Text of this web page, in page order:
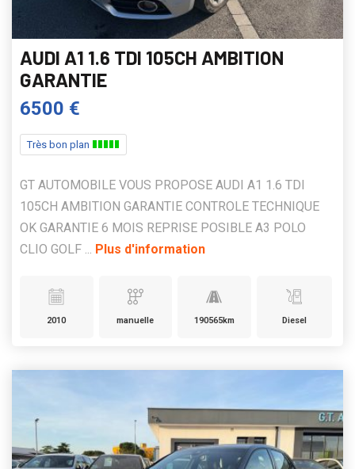
AUDI A1 1.6 TDI 105CH AMBITION
GARANTIE
6500 €
Très bon plan
GT AUTOMOBILE VOUS PROPOSE AUDI A1 1.6 TDI
105CH AMBITION GARANTIE CONTROLE TECHNIQUE
OK GARANTIE 6 MOIS REPRISE POSIBLE A3 POLO
CLIO GOLF ... Plus d'information
2010 manuelle 190565km Diesel